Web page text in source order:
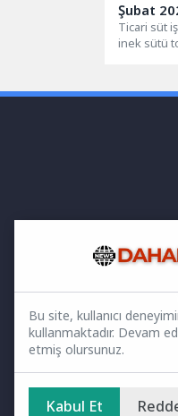
Şubat
Ticari süt
inek sütü
Bu site, kullanıcı
kullanmaktadır. Devam
etmiş olursunuz.
Kabul Et